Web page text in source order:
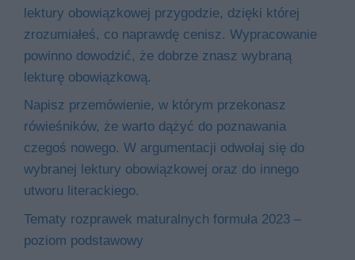
lektury obowiązkowej przygodzie, dzięki której
zrozumiałeś, co naprawdę cenisz. Wypracowanie
powinno dowodzić, że dobrze znasz wybraną
lekturę obowiązkową.
Napisz przemówienie, w którym przekonasz
rówieśników, że warto dążyć do poznawania
czegoś nowego. W argumentacji odwołaj się do
wybranej lektury obowiązkowej oraz do innego
utworu literackiego.
Tematy rozprawek maturalnych formuła 2023 –
poziom podstawowy